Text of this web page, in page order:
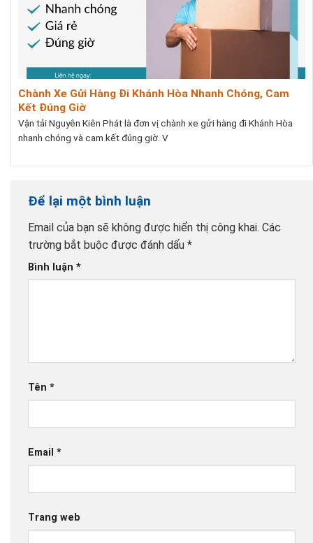
Chành Xe Gửi Hàng Đi Khánh Hòa Nhanh Chóng, Cam
Kết Đúng Giờ
Vận tải Nguyên Kiên Phát là đơn vị chành xe gửi hàng đi Khánh Hòa
nhanh chóng và cam kết đúng giờ. V
Để lại một bình luận
Email của bạn sẽ không được hiển thị công khai. Các
trường bắt buộc được đánh dấu *
Bình luận *
Tên *
Email *
Trang web